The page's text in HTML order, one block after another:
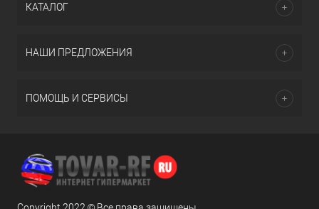
КАТАЛОГ
НАШИ ПРЕДЛОЖЕНИЯ
ПОМОЩЬ И СЕРВИСЫ